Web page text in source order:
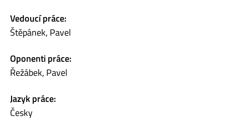
Vedoucí práce:
Štěpánek, Pavel
Oponenti práce:
Řežábek, Pavel
Jazyk práce:
Česky